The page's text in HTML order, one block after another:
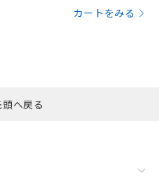
カートをみる
へ戻る